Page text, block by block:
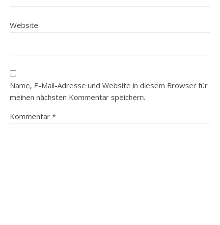
Website
Name, E-Mail-Adresse und Website in diesem Browser für
meinen nächsten Kommentar speichern.
Kommentar *